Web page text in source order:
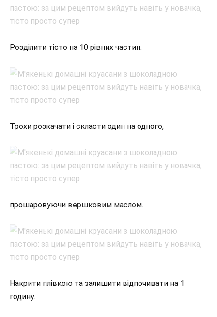
Розділити тісто на 10 рівних частин.
Трохи розкачати і скласти один на одного,
прошаровуючи вершковим маслом.
Накрити плівкою та залишити відпочивати на 1
годину.